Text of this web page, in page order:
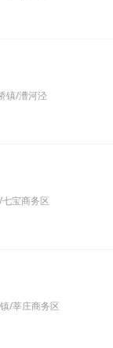
镇/漕河泾
宝商务区
/莘庄商务区